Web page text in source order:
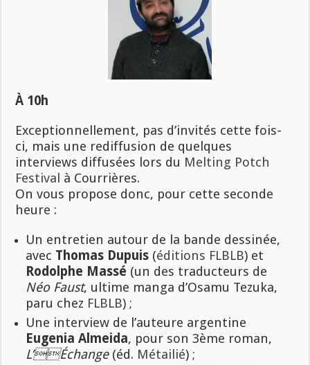
À 10h
Exceptionnellement, pas d’invités cette fois-
ci, mais une rediffusion de quelques
interviews diffusées lors du Melting Potch
Festival à Courrières.
On vous propose donc, pour cette seconde
heure :
Un entretien autour de la bande dessinée,
avec Thomas Dupuis (éditions FLBLB) et
Rodolphe Massé (un des traducteurs de
Néo Faust, ultime manga d’Osamu Tezuka,
paru chez FLBLB) ;
Une interview de l’auteure argentine
Eugenia Almeida, pour son 3ème roman,
L’Échange(éd. Métailié) ;